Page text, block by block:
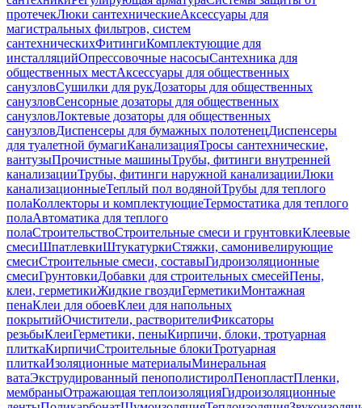
протечекЛюки сантехническиеАксессуары для
магистральных фильтров, систем
сантехническихФитингиКомплектующие для
инсталляцийОпрессовочные насосыСантехника для
общественных местАксессуары для общественных
санузловСушилки для рукДозаторы для общественных
санузловСенсорные дозаторы для общественных
санузловЛоктевые дозаторы для общественных
санузловДиспенсеры для бумажных полотенецДиспенсеры
для туалетной бумагиКанализацияТросы сантехнические,
вантузыПрочистные машиныТрубы, фитинги внутренней
канализацииТрубы, фитинги наружной канализацииЛюки
канализационныеТеплый пол водянойТрубы для теплого
полаКоллекторы и комплектующиеТермостатика для теплого
полаАвтоматика для теплого
полаСтроительствоСтроительные смеси и грунтовкиКлеевые
смесиШпатлевкиШтукатуркиСтяжки, самонивелирующие
смесиСтроительные смеси, составыГидроизоляционные
смесиГрунтовкиДобавки для строительных смесейПены,
клеи, герметикиЖидкие гвоздиГерметикиМонтажная
пенаКлеи для обоевКлеи для напольных
покрытийОчистители, растворителиФиксаторы
резьбыКлеиГерметики, пеныКирпичи, блоки, тротуарная
плиткаКирпичиСтроительные блокиТротуарная
плиткаИзоляционные материалыМинеральная
ватаЭкструдированный пенополистиролПенопластПленки,
мембраныОтражающая теплоизоляцияГидроизоляционные